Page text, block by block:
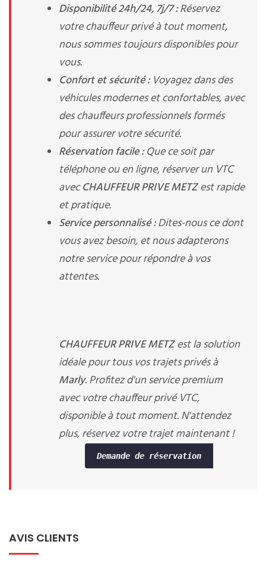
Disponibilité 24h/24, 7j/7 :Réservez
votre chauffeur privé à tout moment,
nous sommes toujours disponibles pour
vous.
Confort et sécurité :Voyagez dans des
véhicules modernes et confortables, avec
des chauffeurs professionnels formés
pour assurer votre sécurité.
Réservation facile :Que ce soit par
téléphone ou en ligne, réserver un VTC
avecCHAUFFEUR PRIVE METZest rapide
et pratique.
Service personnalisé :Dites-nous ce dont
vous avez besoin, et nous adapterons
notre service pour répondre à vos
attentes.
CHAUFFEUR PRIVE METZest la solution
idéale pour tous vos trajets privés à
Marly. Profitez d'un service premium
avec votre chauffeur privé VTC,
disponible à tout moment. N'attendez
plus, réservez votre trajet maintenant !
Demande de réservation
AVIS CLIENTS